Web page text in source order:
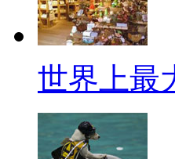
地上踩上两
人喊打，这
过美人关！
的基因之中
性也！”
世界上最